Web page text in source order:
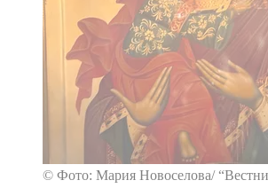
© Фото: Мария Новоселова/